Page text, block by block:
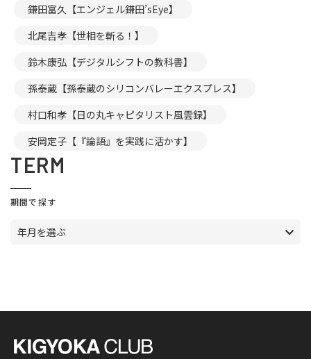
鎌田富久【エンジェル鎌田’sEye】
北尾吉孝【世相を斬る！】
鈴木康弘【デジタルシフトの教科書】
孫泰蔵【孫泰蔵のシリコンバレーエクスプレス】
村口和孝【日の丸キャピタリスト風雲録】
安岡定子【『論語』を実践に活かす】
TERM
期間で探す
年月を選ぶ